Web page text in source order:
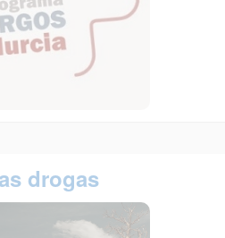
drogas